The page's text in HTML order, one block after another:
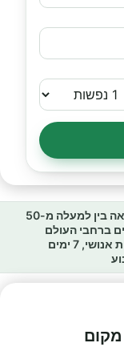
השוואה בין למעלה מ-50
ברחבי העולם
שירות אנושי, 7 ימים
מקום